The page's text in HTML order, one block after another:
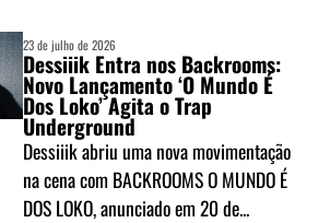
23 de julho de 2026
Dessiiik Entra nos Backrooms:
Novo Lançamento ‘O Mundo É
Dos Loko’ Agita o Trap
Underground
Dessiiik abriu uma nova movimentação
na cena com BACKROOMS O MUNDO É
DOS LOKO, anunciado em 20 de...